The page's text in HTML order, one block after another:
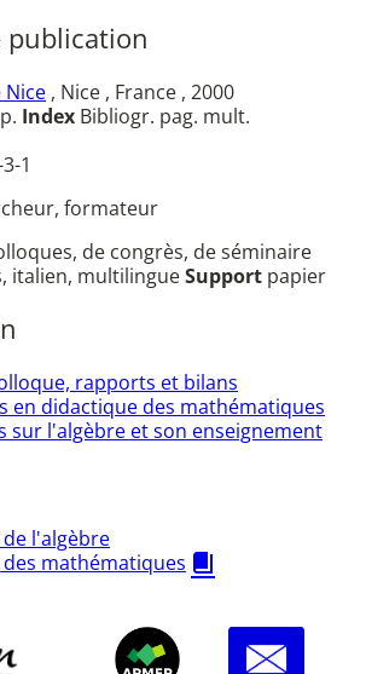
publication
Nice , Nice , France , 2000
Index Bibliogr. pag. mult.
1
formateur
de congrès, de séminaire
italien, multilingueSupport papier
rapports et bilans
en didactique des mathématiques
sur l'algèbre et son enseignement
l'algèbre
mathématiques